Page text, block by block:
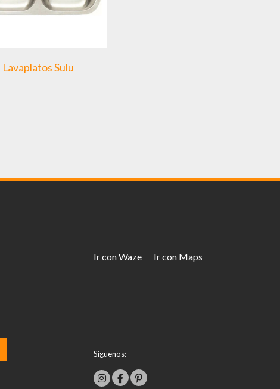
Lavaplatos Sulu
Ir con Waze Ir con Maps
Síguenos: